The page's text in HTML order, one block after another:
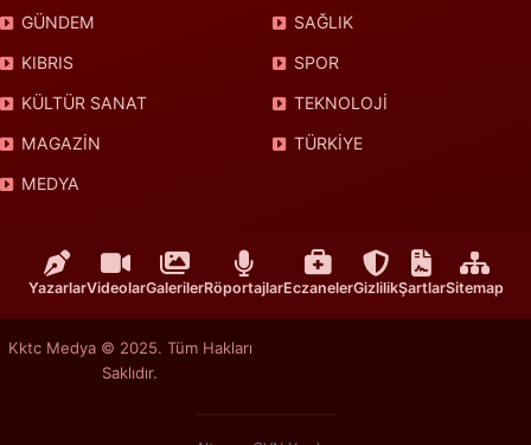
GÜNDEM
KIBRIS
KÜLTÜR SANAT
MAGAZİN
MEDYA
SAĞLIK
SPOR
TEKNOLOJİ
TÜRKİYE
YazarlarVideolarGalerilerRöportajlarEczanelerGizlilikŞartlarSitemap
Kktc Medya © 2025. Tüm Hakları
Saklıdır.